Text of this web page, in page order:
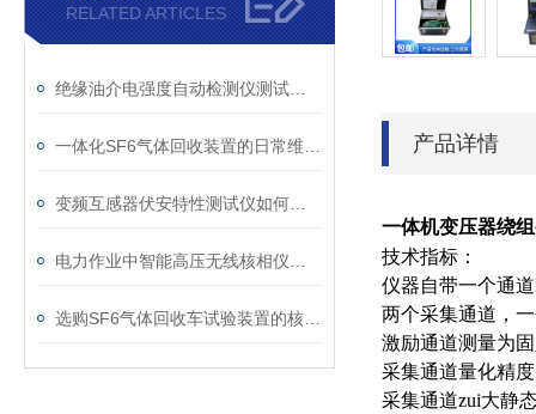
RELATED ARTICLES
产品详情
一体机变压器绕
技术指标：
仪器自带一个通
两个采集通道，
激励通道测量为
采集通道量化精
采集通道zui大静